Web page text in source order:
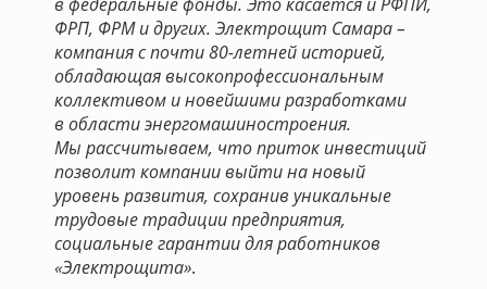
ФРП, ФРМ и других. Электрощит Самара –
компания с почти 80-летней историей,
обладающая высокопрофессиональным
коллективом и новейшими разработками
в области энергомашиностроения.
Мы рассчитываем, что приток инвестиций
позволит компании выйти на новый
уровень развития, сохранив уникальные
трудовые традиции предприятия,
социальные гарантии для работников
«Электрощита».